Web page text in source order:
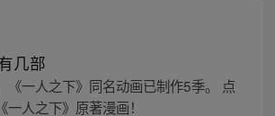
几部
《一人之下》同名动画已制作5季。 点
人之下》原著漫画！